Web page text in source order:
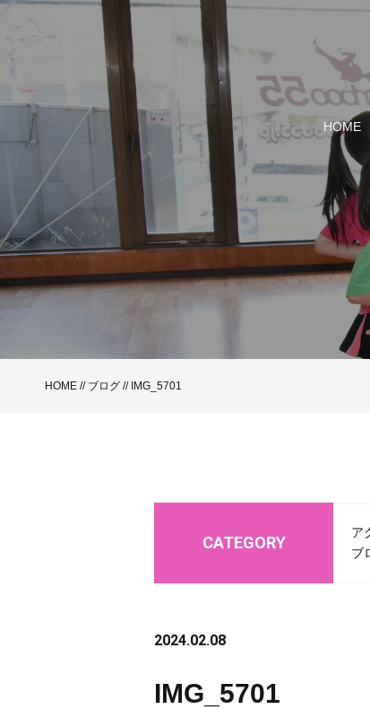
HOME
HOME // ブログ // IMG_5701
CATEGORY
ア
ブ
2024.02.08
IMG_5701